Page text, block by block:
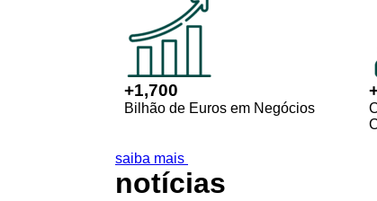
+1,700
Bilhão de Euros em Negócios
saiba mais
notícias